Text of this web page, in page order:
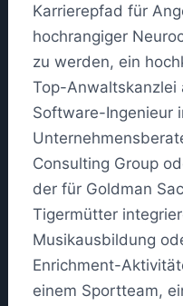
Karrierepfad für
hochrangiger
zu werden, ein
Top-Anwaltskanzlei
Software-Ingenieur
Consulting Group
der für Goldman
Tigermütter
Musikausbildung
Enrichment-
einem Sportteam,